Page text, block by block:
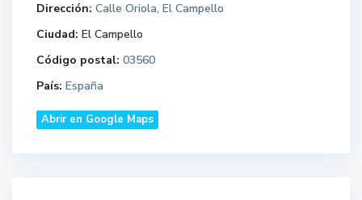
Dirección: Calle Oriola, El Campello
Ciudad: El Campello
Código postal: 03560
País: España
Abrir en Google Maps